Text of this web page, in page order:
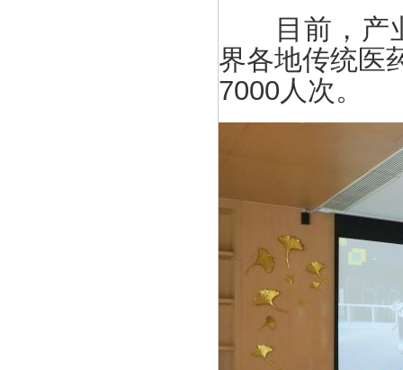
目前，产业
界各地传统医
7000人次。